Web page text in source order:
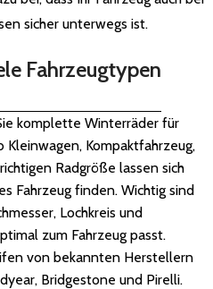
sicher unterwegs ist.
Fahrzeugtypen
komplette Winterräder für
Kleinwagen, Kompaktfahrzeug,
Radgröße lassen sich
Fahrzeug finden. Wichtig sind
Lochkreis und
zum Fahrzeug passt.
von bekannten Herstellern
Bridgestone und Pirelli.